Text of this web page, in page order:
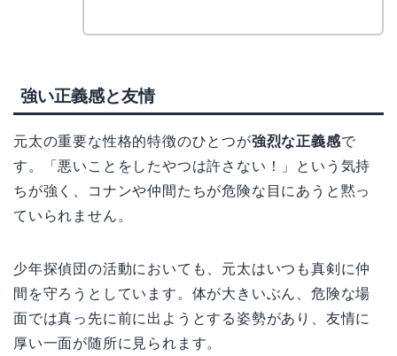
強い正義感と友情
元太の重要な性格的特徴のひとつが強烈な正義感で
す。「悪いことをしたやつは許さない！」という気持
ちが強く、コナンや仲間たちが危険な目にあうと黙っ
ていられません。
少年探偵団の活動においても、元太はいつも真剣に仲
間を守ろうとしています。体が大きいぶん、危険な場
面では真っ先に前に出ようとする姿勢があり、友情に
厚い一面が随所に見られます。